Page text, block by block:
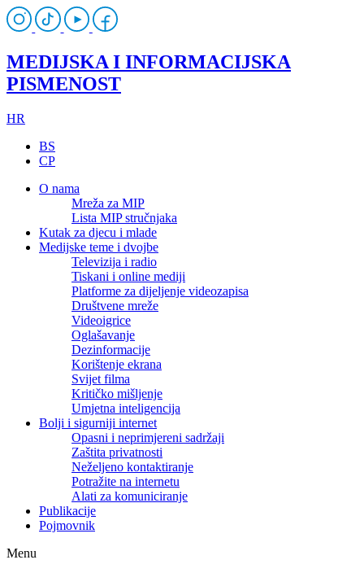
MEDIJSKA I INFORMACIJSKA
PISMENOST
HR
BS
CP
O nama
Mreža za MIP
Lista MIP stručnjaka
Kutak za djecu i mlade
Medijske teme i dvojbe
Televizija i radio
Tiskani i online mediji
Platforme za dijeljenje videozapisa
Društvene mreže
Videoigrice
Oglašavanje
Dezinformacije
Korištenje ekrana
Svijet filma
Kritičko mišljenje
Umjetna inteligencija
Bolji i sigurniji internet
Opasni i neprimjereni sadržaji
Zaštita privatnosti
Neželjeno kontaktiranje
Potražite na internetu
Alati za komuniciranje
Publikacije
Pojmovnik
Menu